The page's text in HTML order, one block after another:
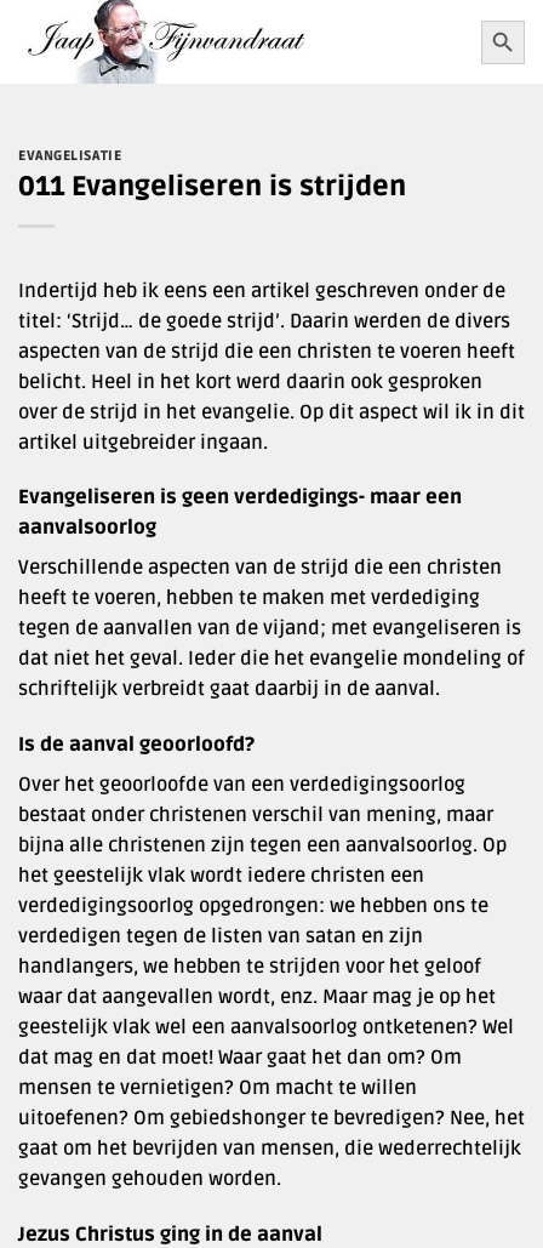
naar
Zoek
naar:
EVANGELISATIE
011 Evangeliseren is strijden
Indertijd heb ik eens een artikel geschreven onder de
titel: ‘Strijd… de goede strijd’. Daarin werden de divers
aspecten van de strijd die een christen te voeren heeft
belicht. Heel in het kort werd daarin ook gesproken
over de strijd in het evangelie. Op dit aspect wil ik in dit
artikel uitgebreider ingaan.
Evangeliseren is geen verdedigings- maar een
aanvalsoorlog
Verschillende aspecten van de strijd die een christen
heeft te voeren, hebben te maken met verdediging
tegen de aanvallen van de vijand; met evangeliseren is
dat niet het geval. Ieder die het evangelie mondeling of
schriftelijk verbreidt gaat daarbij in de aanval.
Is de aanval geoorloofd?
Over het geoorloofde van een verdedigingsoorlog
bestaat onder christenen verschil van mening, maar
bijna alle christenen zijn tegen een aanvalsoorlog. Op
het geestelijk vlak wordt iedere christen een
verdedigingsoorlog opgedrongen: we hebben ons te
verdedigen tegen de listen van satan en zijn
handlangers, we hebben te strijden voor het geloof
waar dat aangevallen wordt, enz. Maar mag je op het
geestelijk vlak wel een aanvalsoorlog ontketenen? Wel
dat mag en dat moet! Waar gaat het dan om? Om
mensen te vernietigen? Om macht te willen
uitoefenen? Om gebiedshonger te bevredigen? Nee, het
gaat om het bevrijden van mensen, die wederrechtelijk
gevangen gehouden worden.
Jezus Christus ging in de aanval